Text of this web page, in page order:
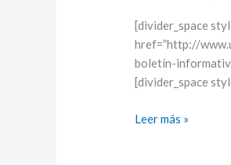
[divider_space
href=”http://
boletín-
[divider_space
Leer más »